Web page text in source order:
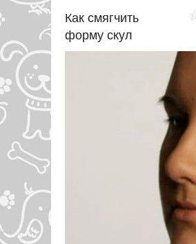
Как смягчить
форму скул